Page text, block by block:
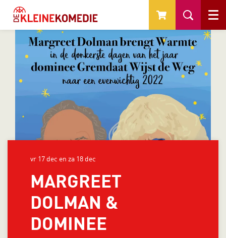
Menu
MARGREET
DOLMAN &
DOMINEE
vr 17 dec en za 18 dec